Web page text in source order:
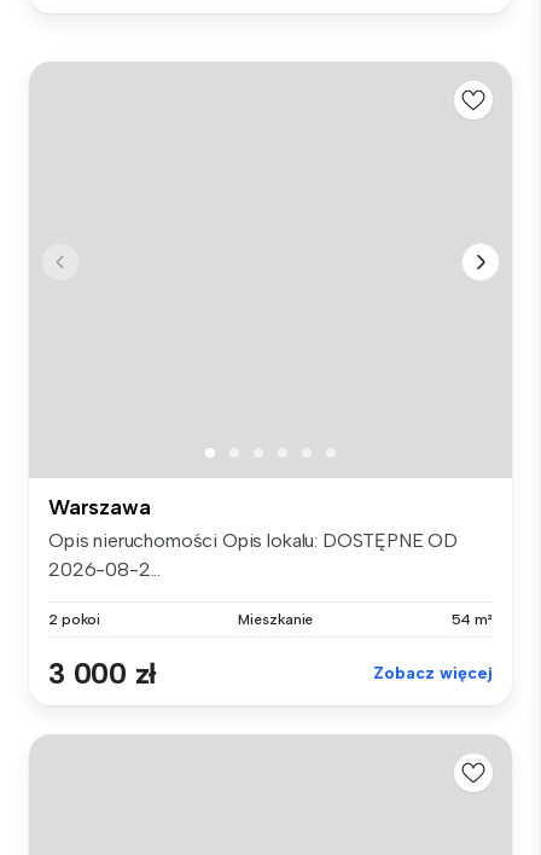
Warszawa
Opis nieruchomości Opis lokalu: DOSTĘPNE OD
2026-08-2...
2 pokoi Mieszkanie 54 m²
3 000 zł Zobacz więcej